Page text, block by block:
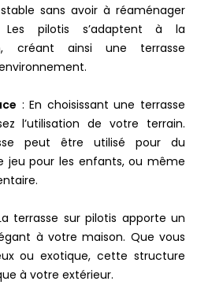
sans avoir à réaménager
pilotis s’adaptent à la
créant ainsi une terrasse
: En choisissant une terrasse
l’utilisation de votre terrain.
peut être utilisé pour du
jeu pour les enfants, ou même
terrasse sur pilotis apporte un
à votre maison. Que vous
ou exotique, cette structure
à votre extérieur.